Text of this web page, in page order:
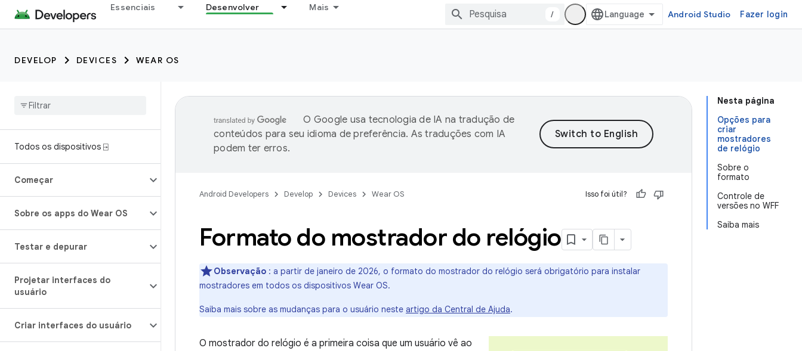
Essenciais Desenvolver Mais
/ Android Studio Fazer login
DEVELOP DEVICES WEAR OS
Todos os dispositivos ⍈
Começar
Sobre os apps do Wear OS
Testar e depurar
Projetar interfaces do
usuário
Criar interfaces do usuário
Nesta página
Opções para
criar
mostradores
de relógio
Sobre o
formato
Controle de
versões no WFF
Saiba mais
O Google usa tecnologia de IA na tradução de
conteúdos para seu idioma de preferência. As traduções com IA
podem ter erros.
Android Developers Develop Devices Wear OS Isso foi útil?
Formato do mostrador do relógio
Observação : a partir de janeiro de 2026, o formato do mostrador do relógio será obrigatório para instalar
mostradores em todos os dispositivos Wear OS.
Saiba mais sobre as mudanças para o usuário neste artigo da Central de Ajuda.
O mostrador do relógio é a primeira coisa que um usuário vê ao